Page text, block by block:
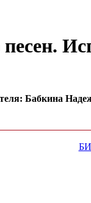
Бабкина